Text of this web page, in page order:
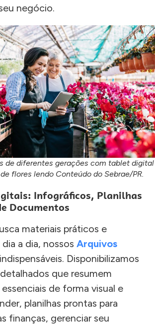
negócio.
de diferentes gerações com tablet digital
flores lendo Conteúdo do Sebrae/PR.
Infográficos, Planilhas
Documentos
materiais práticos e
a dia, nossos Arquivos
Disponibilizamos
que resumem
de forma visual e
planilhas prontas para
finanças, gerenciar seu